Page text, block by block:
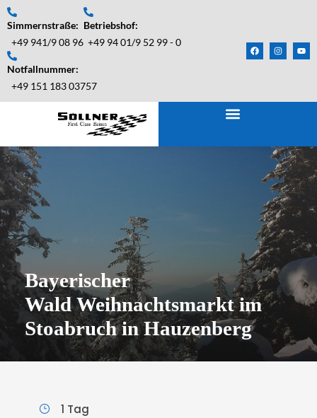
Simmernstraße:
+49 941/9 08 96
Betriebshof:
+49 94 01/9 52 99 - 0
Notfallnummer:
+49 151 183 03757
Bayerischer
Wald Weihnachtsmarkt im
Stoabruch in Hauzenberg
1 Tag